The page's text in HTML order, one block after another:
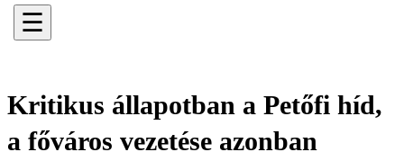
☰
Kritikus állapotban a Petőfi híd,
a főváros vezetése azonban